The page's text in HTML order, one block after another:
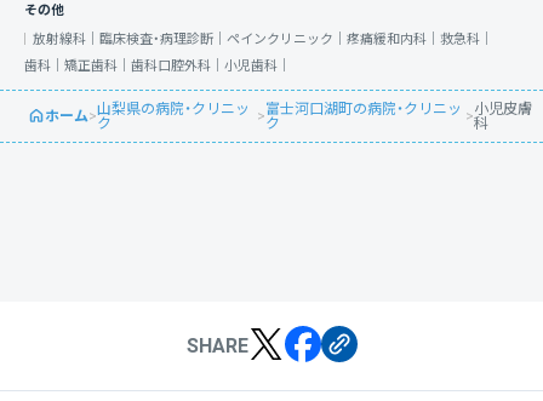
その他
放射線科｜ 臨床検査・病理診断｜ ペインクリニック｜ 疼痛緩和内科｜ 救急科｜
歯科｜ 矯正歯科｜ 歯科口腔外科｜ 小児歯科｜
ホーム>山梨県の病院・クリニッ
ク
>富士河口湖町の病院・クリニッ
ク
>小児皮膚
科
SHARE